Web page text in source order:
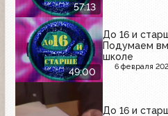
57:13
49:00
До 16 и
Подумаем
школе
6 февраля
До 16 и